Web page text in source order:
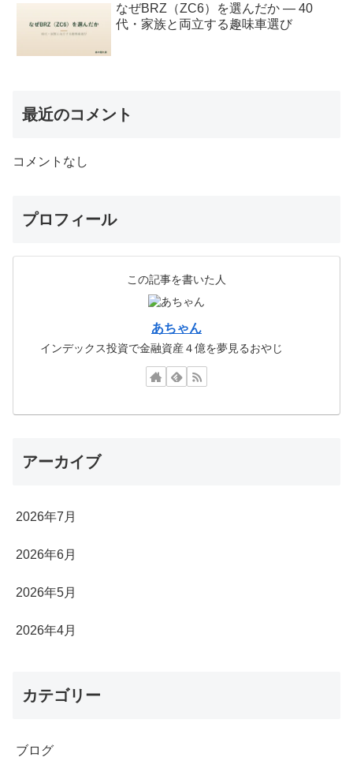
なぜBRZ（ZC6）を選んだか — 40
代・家族と両立する趣味車選び
最近のコメント
コメントなし
プロフィール
この記事を書いた人
あちゃん
インデックス投資で金融資産４億を夢見るおやじ
アーカイブ
2026年7月
2026年6月
2026年5月
2026年4月
カテゴリー
ブログ